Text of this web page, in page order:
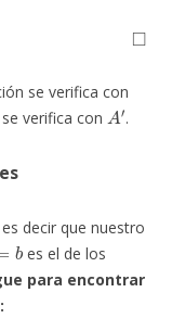
◻
se verifica con
verifica con
A′
.
decir que nuestro
es el de los
para encontrar